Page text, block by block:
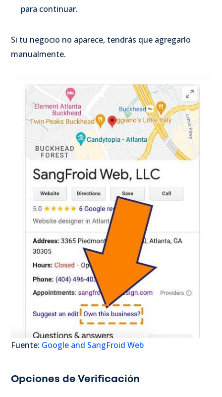
para continuar.
Si tu negocio no aparece, tendrás que agregarlo
manualmente.
Fuente: Google and SangFroid Web
Opciones de Verificación